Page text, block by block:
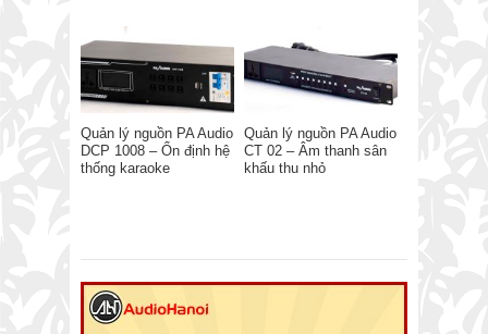
Quản lý nguồn PA Audio
DCP 1008 – Ổn định hệ
thống karaoke
Quản lý nguồn PA Audio
CT 02 – Âm thanh sân
khấu thu nhỏ